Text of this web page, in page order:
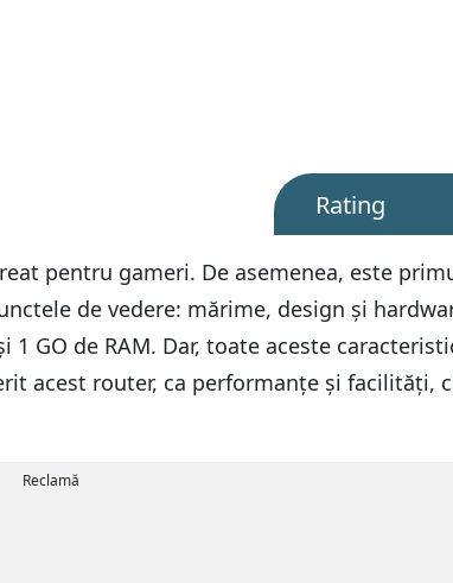
Rating
pentru gameri. De asemenea, este
de vedere: mărime, design și
GO de RAM. Dar, toate aceste
acest router, ca performanțe și facilități,
Reclamă